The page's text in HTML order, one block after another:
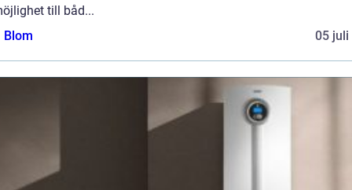
till båd...
Blom
05 juli